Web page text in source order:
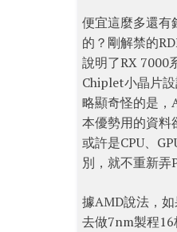
便宜這麼多還有
的？剛解禁的
說明了RX 7000
Chiplet小晶片
略顯奇怪的是，
本優勢用的資料
或許是CPU、
別，就不重新弄
據AMD說法，
去做7nm製程